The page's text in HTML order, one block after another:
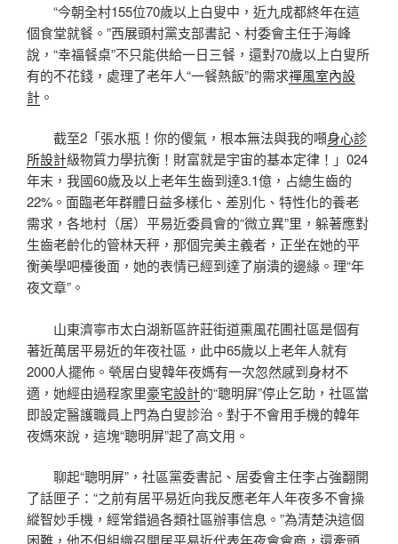
“今朝全村155位70歲以上白叟中，近九成都終年在這
個食堂就餐。”西展頭村黨支部書記、村委會主任于海峰
說，“幸福餐桌”不只能供給一日三餐，還對70歲以上白叟所
有的不花錢，處理了老年人“一餐熱飯”的需求禪風室內設
計 。
截至2「張水瓶！你的傻氣，根本無法與我的噸身心診
所設計級物質力學抗衡！財富就是宇宙的基本定律！」024
年末，我國60歲及以上老年生齒到達3.1億，占總生齒的
22%。面臨老年群體日益多樣化、差別化、特性化的養老
需求，各地村（居）平易近委員會的“微立異”里，躲著應對
生齒老齡化的管林天秤，那個完美主義者，正坐在她的平
衡美學吧檯後面，她的表情已經到達了崩潰的邊緣。理“年
夜文章”。
山東濟寧市太白湖新區許莊街道熏風花圃社區是個有
著近萬居平易近的年夜社區，此中65歲以上老年人就有
2000人擺佈。煢居白叟韓年夜媽有一次忽然感到身材不
適，她經由過程家里豪宅設計的“聰明屏”停止乞助，社區當
即設定醫護職員上門為白叟診治。對于不會用手機的韓年
夜媽來說，這塊“聰明屏”起了高文用。
聊起“聰明屏”，社區黨委書記、居委會主任李占強翻開
了話匣子：“之前有居平易近向我反應老年人年夜多不會操
縱智妙手機，經常錯過各類社區辦事信息。”為清楚決這個
困難，他不但組織召開居平易近代表年夜會會商，還牽頭